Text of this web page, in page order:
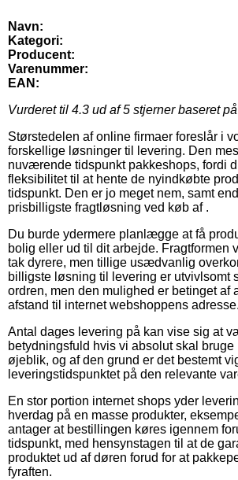
Navn:
Kategori:
Producent:
Varenummer:
EAN:
Vurderet til 4.3 ud af 5 stjerner baseret på
Størstedelen af online firmaer foreslår i
forskellige løsninger til levering. Den
nuværende tidspunkt pakkeshops, fordi
fleksibilitet til at hente de nyindkøbte
tidspunkt. Den er jo meget nem, samt
prisbilligste fragtløsning ved køb af .
Du burde ydermere planlægge at få
bolig eller ud til dit arbejde. Fragtformen
tak dyrere, men tillige usædvanlig
billigste løsning til levering er utvivlsomt
ordren, men den mulighed er betinget af
afstand til internet webshoppens adresse.
Antal dages levering på kan vise sig at
betydningsfuld hvis vi absolut skal bruge
øjeblik, og af den grund er det bestemt
leveringstidspunktet på den relevante
En stor portion internet shops yder
hverdag på en masse produkter,
antager at bestillingen køres igennem
tidspunkt, med hensynstagen til at de
produktet ud af døren forud for at
fyraften.